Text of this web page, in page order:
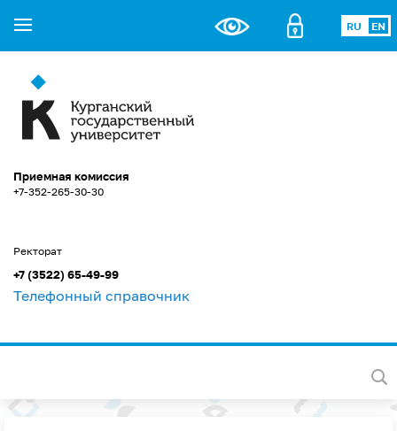
RU EN
Приемная комиссия
+7-352-265-30-30
Ректорат
+7 (3522) 65-49-99
Телефонный справочник